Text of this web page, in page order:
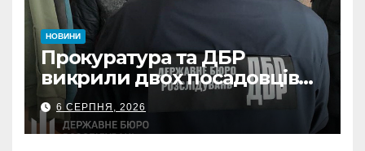
НОВИНИ
Прокуратура та ДБР
викрили двох посадовців
ДПС Сумщини на вимаганні
неправомірної вигоди у
ФОПа
6 СЕРПНЯ, 2026